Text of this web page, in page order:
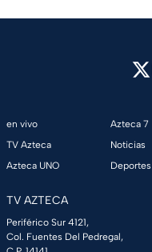
en vivo
TV Azteca
Azteca UNO
Azteca 7
Noticias
Deportes
TV AZTECA
Periférico Sur 4121,
Col. Fuentes Del Pedregal,